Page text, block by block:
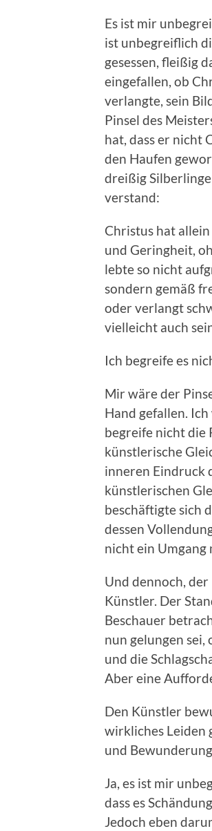
Es ist mir
ist unbegreiflich
gesessen, fleißig
eingefallen, ob
verlangte, sein
Pinsel des
hat, dass er nicht
den Haufen
dreißig
verstand:
Christus hat
und Geringheit,
lebte so nicht
sondern gemäß
oder verlangt
vielleicht auch
Ich begreife es
Mir wäre der
Hand gefallen.
begreife nicht die
künstlerische
inneren Eindruck
künstlerischen
beschäftigte sich
dessen
nicht ein Umgang
Und dennoch,
Künstler. Der
Beschauer
nun gelungen sei,
und die
Aber eine
Den Künstler
wirkliches Leiden
und
Ja, es ist mir
dass es
Jedoch eben